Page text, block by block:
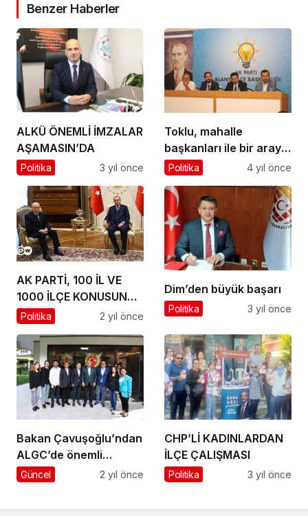
Benzer Haberler
ALKÜ ÖNEMLİ İMZALAR
AŞAMASIN’DA
Politika 3 yıl önce
Toklu, mahalle
başkanları ile bir araya
geldi
Politika 4 yıl önce
AK PARTİ, 100 İL VE
1000 İLÇE KONUSUNDA
ÇALIŞMA YAPIYOR
Politika 2 yıl önce
Dim’den büyük başarı
Politika 3 yıl önce
Bakan Çavuşoğlu’ndan
ALGC’de önemli
açıklamalar
Güncel 2 yıl önce
CHP’Lİ KADINLARDAN
İLÇE ÇALIŞMASI
Politika 3 yıl önce